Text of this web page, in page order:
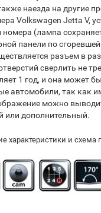
наезда на другие
Volkswagen Jetta V,
номера (лампа
панели по сгоревшей
разъем в
сверлить не
1 год, и она может
автомобили, так как
можно
или дополнительный.
характеристики и